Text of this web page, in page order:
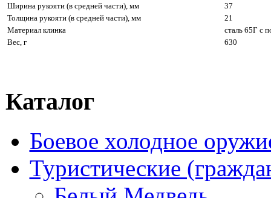
Ширина рукояти (в средней части), мм
37
Толщина рукояти (в средней части), мм
21
Материал клинка
сталь 65Г с
Вес, г
630
Каталог
Боевое холодное
Туристические